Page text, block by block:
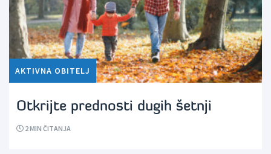
AKTIVNA OBITELJ
Otkrijte prednosti dugih šetnji
2MIN ČITANJA